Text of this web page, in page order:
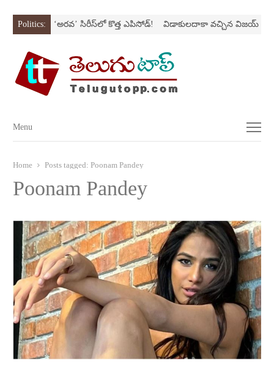
Politics: ‘అర‌వ’ సిరీస్‌లో కొత్త ఎపిసోడ్‌! విడాకులదాకా వచ్చిన విజయ్‌
Menu
Menu
Home Posts tagged: Poonam Pandey
Poonam Pandey